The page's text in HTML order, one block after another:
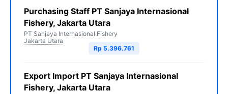
Purchasing Staff PT Sanjaya Internasional
Fishery, Jakarta Utara
PT Sanjaya Internasional Fishery
Jakarta Utara
Rp 5.396.761
Export Import PT Sanjaya Internasional
Fishery, Jakarta Utara